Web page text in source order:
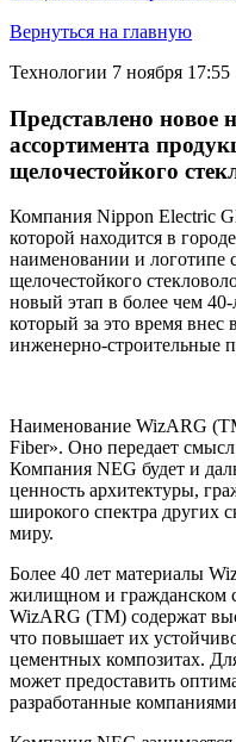
Вернуться на главную
Технологии 7 ноября 17:55
Представлено новое
ассортимента
щелочестойкого
Компания Nippon Electric
которой находится в
наименовании и логотипе
щелочестойкого
новый этап в более чем
который за это время внес
инженерно-строительные
Наименование WizARG
Fiber». Оно передает
Компания NEG будет и
ценность архитектуры,
широкого спектра других
миру.
Более 40 лет материалы
жилищном и гражданском
WizARG (TM) содержат
что повышает их
цементных композитах.
может предоставить
разработанные